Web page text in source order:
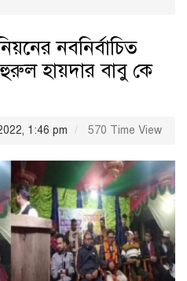
নবনির্বাচিত
হায়দার বাবু কে
1:46 pm 570 Time View